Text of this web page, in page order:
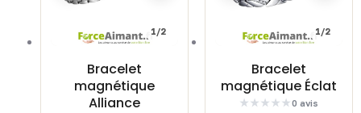
Bracelet
magnétique
Alliance
1/2
Bracelet
magnétique Éclat
0 avis
1/2